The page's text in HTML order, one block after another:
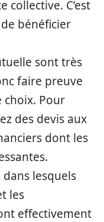
collective. C’est
bénéficier
sont très
faire preuve
choix. Pour
des devis aux
dont les
lesquels
les
effectivement